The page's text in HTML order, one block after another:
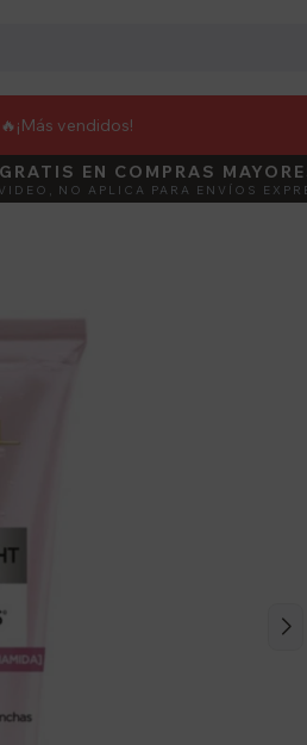
¡Más vendidos!
DEBUT
EN COMPRAS
NO APLICA PARA ENVÍOS